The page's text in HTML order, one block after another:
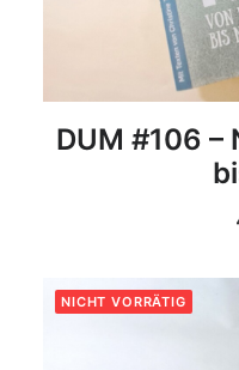
DUM #106 –
NICHT VORRÄTIG